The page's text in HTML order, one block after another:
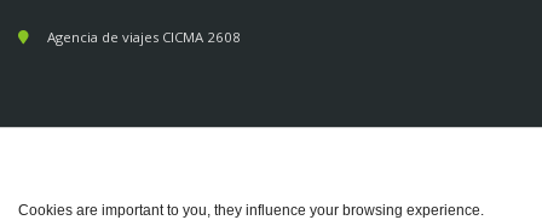
Agencia de viajes CICMA 2608
Cookies are important to you, they influence your browsing experience.